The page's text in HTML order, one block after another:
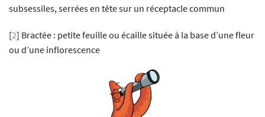
subsessiles, serrées en tête sur un réceptacle commun
[2] Bractée : petite feuille ou écaille située à la base d’une fleur
ou d’une inflorescence